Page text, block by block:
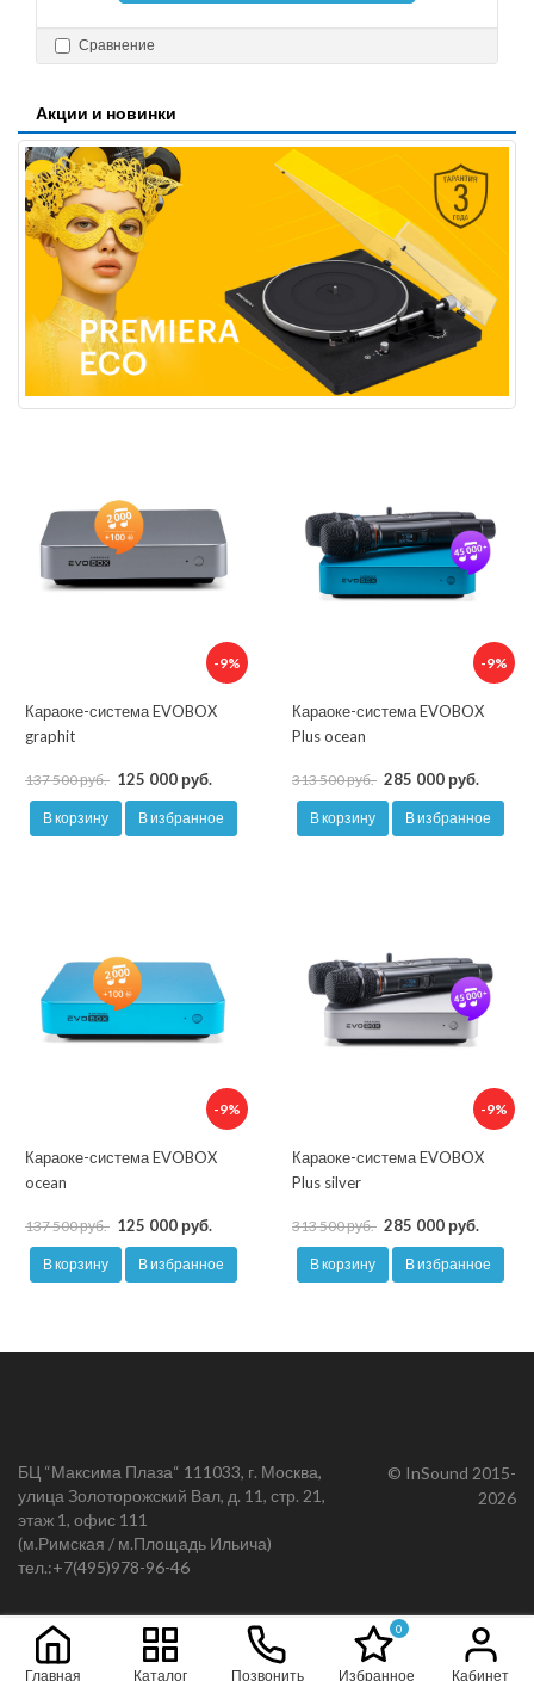
Сравнение
Акции и новинки
-9%
Караоке-система EVOBOX
graphit
137 500 руб. 125 000 руб.
В корзину В избранное
-9%
Караоке-система EVOBOX
Plus ocean
313 500 руб. 285 000 руб.
В корзину В избранное
-9%
Караоке-система EVOBOX
ocean
137 500 руб. 125 000 руб.
В корзину В избранное
-9%
Караоке-система EVOBOX
Plus silver
313 500 руб. 285 000 руб.
В корзину В избранное
БЦ “Максима Плаза“ 111033, г. Москва,
улица Золоторожский Вал, д. 11, стр. 21,
этаж 1, офис 111
(м.Римская / м.Площадь Ильича)
тел.:+7(495)978-96-46
© InSound 2015-
2026
Главная Каталог Позвонить Избранное
0
Кабинет